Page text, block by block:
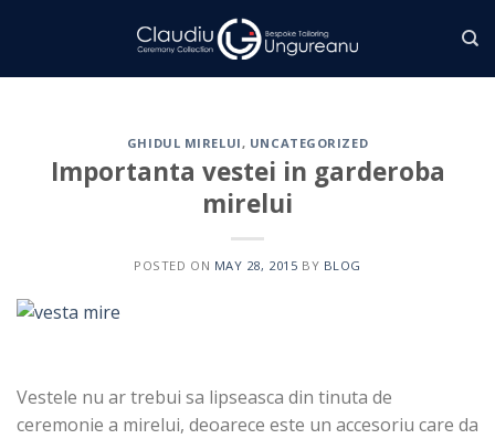
GHIDUL MIRELUI, UNCATEGORIZED
Importanta vestei in garderoba
mirelui
POSTED ON MAY 28, 2015 BY BLOG
Vestele nu ar trebui sa lipseasca din tinuta de
ceremonie a mirelui, deoarece este un accesoriu care da